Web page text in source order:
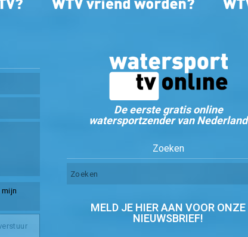
mijn
De eerste gratis online
watersportzender van Nederland
Zoeken
MELD JE HIER AAN VOOR ONZE
NIEUWSBRIEF!